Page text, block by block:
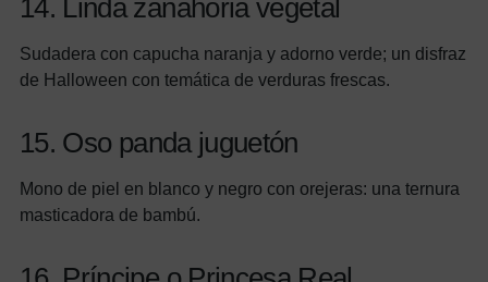
14. Linda zanahoria vegetal
Sudadera con capucha naranja y adorno verde; un disfraz
de Halloween con temática de verduras frescas.
15. Oso panda juguetón
Mono de piel en blanco y negro con orejeras: una ternura
masticadora de bambú.